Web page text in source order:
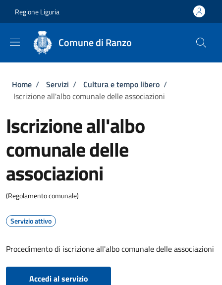
Regione Liguria
Comune di Ranzo
Briciole di pane
Home / Servizi / Cultura e tempo libero /
Iscrizione all'albo comunale delle associazioni
Iscrizione all'albo
comunale delle
associazioni
(Regolamento comunale)
Servizio attivo
Procedimento di iscrizione all'albo comunale delle associazioni
Accedi al servizio